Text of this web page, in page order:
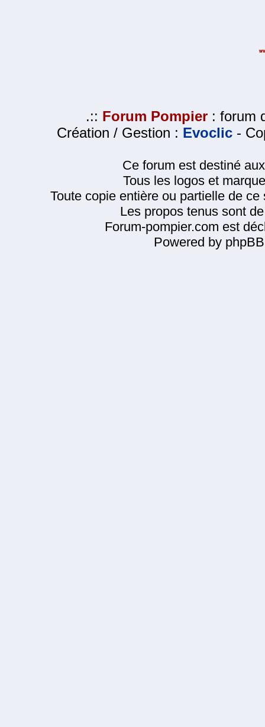
.:: Forum Pompier : forum
Création / Gestion : Evoclic -
Ce forum est destiné
Tous les logos et
Toute copie entière ou partielle de
Les propos tenus sont
Forum-pompier.com est
Powered by